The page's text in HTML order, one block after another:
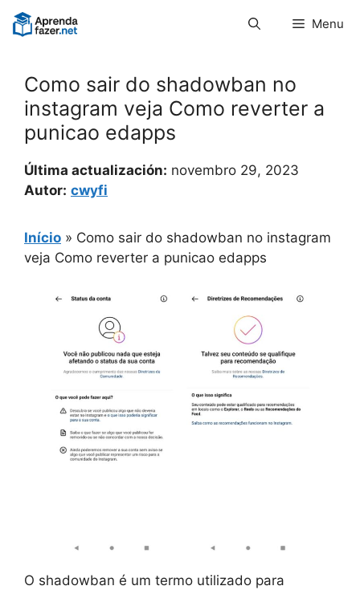
Pular
para
Menu
Como sair do shadowban no
instagram veja Como reverter a
punicao edapps
Última actualización: novembro 29, 2023
Autor: cwyfi
Início » Como sair do shadowban no instagram
veja Como reverter a punicao edapps
O shadowban é um termo utilizado para